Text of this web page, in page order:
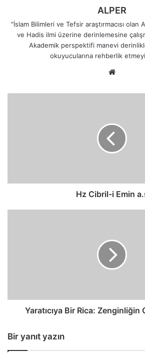
ALPER
"İslam Bilimleri ve Tefsir araştırmacısı olan
ve Hadis ilmi üzerine derinlemesine
Akademik perspektifi manevi
okuyucularına rehberlik
Hz Cibril-i Emin
Yaratıcıya Bir Rica: Zenginliğin
Bir yanıt yazın